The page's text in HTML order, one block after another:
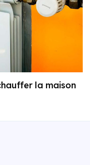
la maison